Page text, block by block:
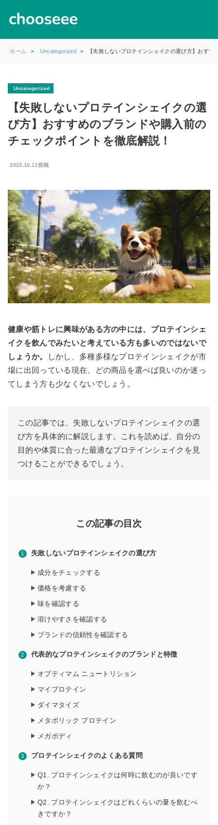
ホーム Uncategorized 【失敗しないプロテインシェイクの選び方】おす
Uncategorized
【失敗しないプロテインシェイクの選
び方】おすすめのブランドや購入前の
チェックポイントを徹底解説！
2023.10.11投稿
健康や筋トレに興味がある方の中には、プロテインシェ
イクを飲んでみたいと考えている方も多いのではないで
しょうか。
しかし、多種多様なプロテインシェイクが市
場に出回っている現在、どの商品を選べば良いのか迷っ
てしまう方も少なくないでしょう。
この記事では、失敗しないプロテインシェイクの選
び方を具体的に解説します。これを読めば、自分の
目的や体質に合った最適なプロテインシェイクを見
つけることができるでしょう。
この記事の目次
失敗しないプロテインシェイクの選び方
成分をチェックする
価格を考慮する
味を確認する
溶けやすさを確認する
ブランドの信頼性を確認する
代表的なプロテインシェイクのブランドと特徴
オプティマム ニュートリション
マイプロテイン
ダイマタイズ
メタボリック プロテイン
メガボディ
プロテインシェイクのよくある質問
Q1. プロテインシェイクは何時に飲むのが良いです
か？
Q2. プロテインシェイクはどれくらいの量を飲むべ
きですか？